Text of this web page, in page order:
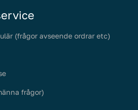
(frågor avseende ordrar etc)
frågor)